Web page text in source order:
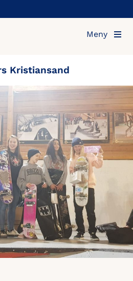
Meny
Kristiansand